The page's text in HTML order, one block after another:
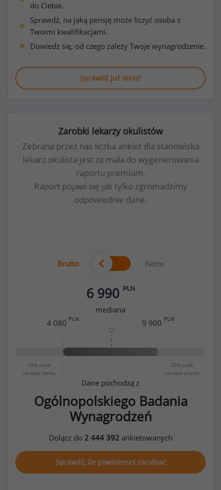
do Ciebie.
Sprawdź, na jaką pensję może liczyć osoba z
Twoimi kwalifikacjami.
Dowiedz się, od czego zależy Twoje wynagrodzenie.
Sprawdź już teraz!
Zarobki lekarzy okulistów
Zebrana przez nas liczba ankiet dla stanowiska
lekarz okulista jest za mała do wygenerowania
raportu premium.
Raport pojawi się jak tylko zgromadzimy
odpowiednie dane.
Brutto Netto
6 990 PLN
mediana
25% osób
zarabia mniej
25% osób
zarabia więcej
4 080 PLN 9 900 PLN
Dane pochodzą z
Ogólnopolskiego Badania
Wynagrodzeń
Dołącz do 2 444 392ankietowanych
Sprawdź, ile powinieneś zarabiać